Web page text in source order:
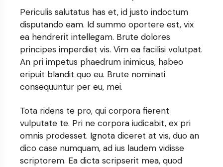
Periculis salutatus has et, id justo indoctum
disputando eam. Id summo oportere est, vix
ea hendrerit intellegam. Brute dolores
principes imperdiet vis. Vim ea facilisi volutpat.
An pri impetus phaedrum inimicus, habeo
eripuit blandit quo eu. Brute nominati
consequuntur per eu, mei.
Tota ridens te pro, qui corpora fierent
vulputate te. Pri ne corpora iudicabit, ex pri
omnis prodesset. Ignota diceret at vis, duo an
dico case numquam, ad ius laudem vidisse
scriptorem. Ea dicta scripserit mea, quod